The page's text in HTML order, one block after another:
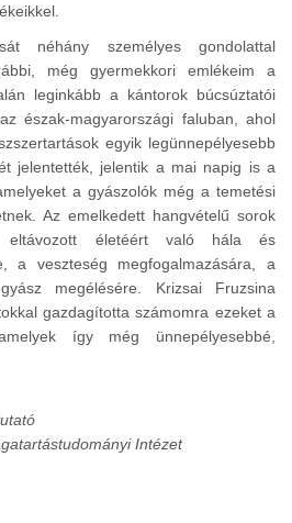
néhány személyes gondolattal
még gyermekkori emlékeim a
leginkább a kántorok búcsúztatói
észak-magyarországi faluban, ahol
egyik legünnepélyesebb
jelentették, jelentik a mai napig is a
a gyászolók még a temetési
Az emelkedett hangvételű sorok
eltávozott életéért való hála és
a veszteség megfogalmazására, a
megélésére. Krizsai Fruzsina
gazdagította számomra ezeket a
így még ünnepélyesebbé,
Intézet